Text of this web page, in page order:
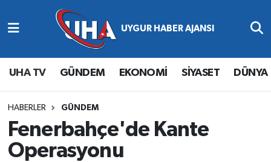
UHA TV GÜNDEM EKONOMİ SİYASET DÜNYA
HABERLER GÜNDEM
Fenerbahçe'de Kante
Operasyonu
Abone Ol
Gündem
Ekonomi
Magazin
Nöbetçi Eczaneler
Hava Durumu
Namaz Vakitleri
Trafik Durumu